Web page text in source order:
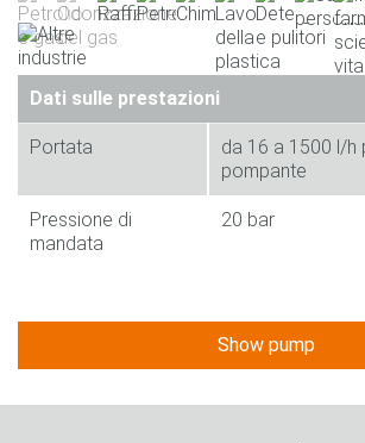
Dati sulle prestazioni
Portata
da 16 a 1500 l/h
pompante
Pressione di
mandata
20 bar
Show pump